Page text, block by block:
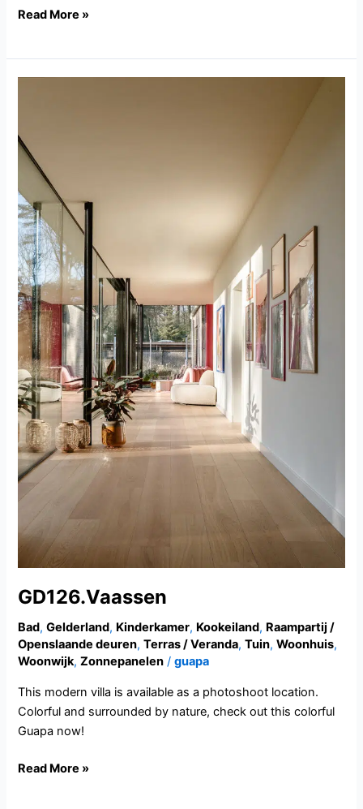
Read More »
GD126.Vaassen
Bad,Gelderland, Kinderkamer, Kookeiland, Raampartij /
Openslaande deuren,Terras / Veranda,Tuin,Woonhuis,
Woonwijk,Zonnepanelen /guapa
This modern villa is available as a photoshoot location.
Colorful and surrounded by nature, check out this colorful
Guapa now!
Read More »